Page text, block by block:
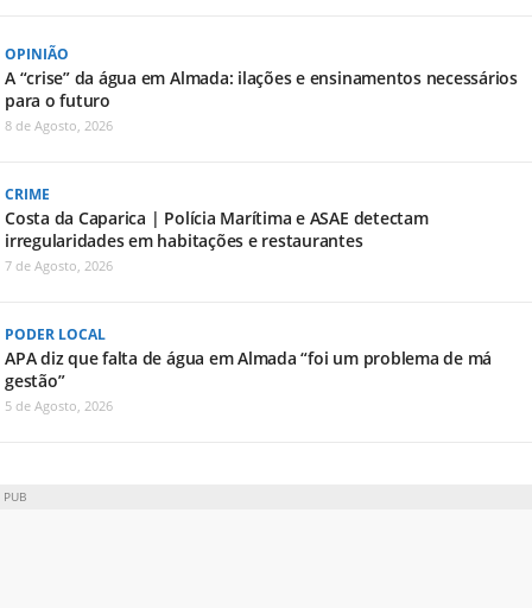
OPINIÃO
A “crise” da água em Almada: ilações e ensinamentos necessários
para o futuro
8 de Agosto, 2026
CRIME
Costa da Caparica | Polícia Marítima e ASAE detectam
irregularidades em habitações e restaurantes
7 de Agosto, 2026
PODER LOCAL
APA diz que falta de água em Almada “foi um problema de má
gestão”
5 de Agosto, 2026
PUB